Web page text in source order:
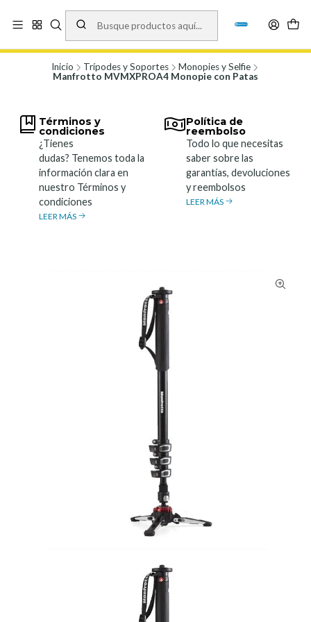
Vísita nuestro local en Los Agustinos 5478, Ñuñoa. Lunes a Viernes 9.30 a
19.00, Sábados 10:00 a 19:00 y Domingos de 10:00 a 17:00
Inicio Trípodes y Soportes
Monopies y Selfie
Manfrotto MVMXPROA4 Monopie con Patas
Términos y
condiciones
¿Tienes
dudas? Tenemos toda la
información clara en
nuestro Términos y
condiciones
LEER MÁS
Política de
reembolso
Todo lo que necesitas
saber sobre las
garantías, devoluciones
y reembolsos
LEER MÁS